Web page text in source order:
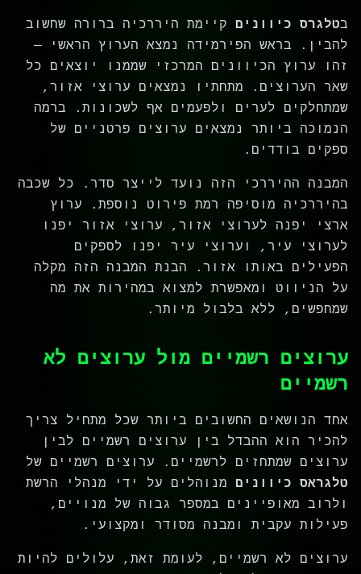
בטלגרס כיוונים קיימת היררכיה ברורה שחשוב
להבין. בראש הפירמידה נמצא הערוץ הראשי —
זהו ערוץ הכיוונים המרכזי שממנו יוצאים כל
שאר הערוצים. מתחתיו נמצאים ערוצי אזור,
שמתחלקים לערים ולפעמים אף לשכונות. ברמה
הנמוכה ביותר נמצאים ערוצים פרטניים של
ספקים בודדים.
המבנה ההיררכי הזה נועד לייצר סדר. כל שכבה
בהיררכיה מוסיפה רמת פירוט נוספת. ערוץ
ארצי יפנה לערוצי אזור, ערוצי אזור יפנו
לערוצי עיר, וערוצי עיר יפנו לספקים
הפעילים באותו אזור. הבנת המבנה הזה מקלה
על הניווט ומאפשרת למצוא במהירות את מה
שמחפשים, ללא בלבול מיותר.
ערוצים רשמיים מול ערוצים לא
רשמיים
אחד הנושאים החשובים ביותר שכל מתחיל צריך
להכיר הוא ההבדל בין ערוצים רשמיים לבין
ערוצים שמתחזים לרשמיים. ערוצים רשמיים של
טלגראס כיוונים מנוהלים על ידי מנהלי הרשת
ולרוב מאופיינים במספר גבוה של מנויים,
פעילות עקבית ומבנה מסודר ומקצועי.
ערוצים לא רשמיים, לעומת זאת, עלולים להיות